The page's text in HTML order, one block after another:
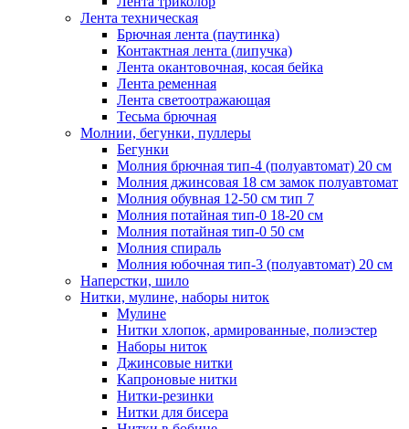
Лента техническая
Брючная лента (паутинка)
Контактная лента (липучка)
Лента окантовочная, косая бейка
Лента ременная
Лента светоотражающая
Тесьма брючная
Молнии, бегунки, пуллеры
Бегунки
Молния брючная тип-4 (полуавтомат) 20 см
Молния джинсовая 18 см замок полуавтомат
Молния обувная 12-50 см тип 7
Молния потайная тип-0 18-20 см
Молния потайная тип-0 50 см
Молния спираль
Молния юбочная тип-3 (полуавтомат) 20 см
Наперстки, шило
Нитки, мулине, наборы ниток
Мулине
Нитки хлопок, армированные, полиэстер
Наборы ниток
Джинсовые нитки
Капроновые нитки
Нитки-резинки
Нитки для бисера